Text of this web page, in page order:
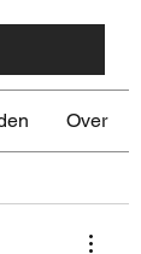
Over